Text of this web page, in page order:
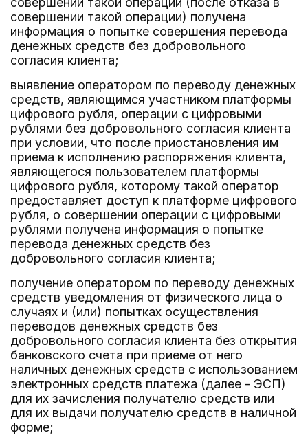
совершении такой операции) получена
информация о попытке совершения перевода
денежных средств без добровольного
согласия клиента;
выявление оператором по переводу денежных
средств, являющимся участником платформы
цифрового рубля, операции с цифровыми
рублями без добровольного согласия клиента
при условии, что после приостановления им
приема к исполнению распоряжения клиента,
являющегося пользователем платформы
цифрового рубля, которому такой оператор
предоставляет доступ к платформе цифрового
рубля, о совершении операции с цифровыми
рублями получена информация о попытке
перевода денежных средств без
добровольного согласия клиента;
получение оператором по переводу денежных
средств уведомления от физического лица о
случаях и (или) попытках осуществления
переводов денежных средств без
добровольного согласия клиента без открытия
банковского счета при приеме от него
наличных денежных средств с использованием
электронных средств платежа (далее - ЭСП)
для их зачисления получателю средств или
для их выдачи получателю средств в наличной
форме;